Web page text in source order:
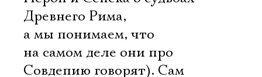
Древнего Рима,
а мы понимаем, что
на самом деле они про
Совдепию говорят). Сам